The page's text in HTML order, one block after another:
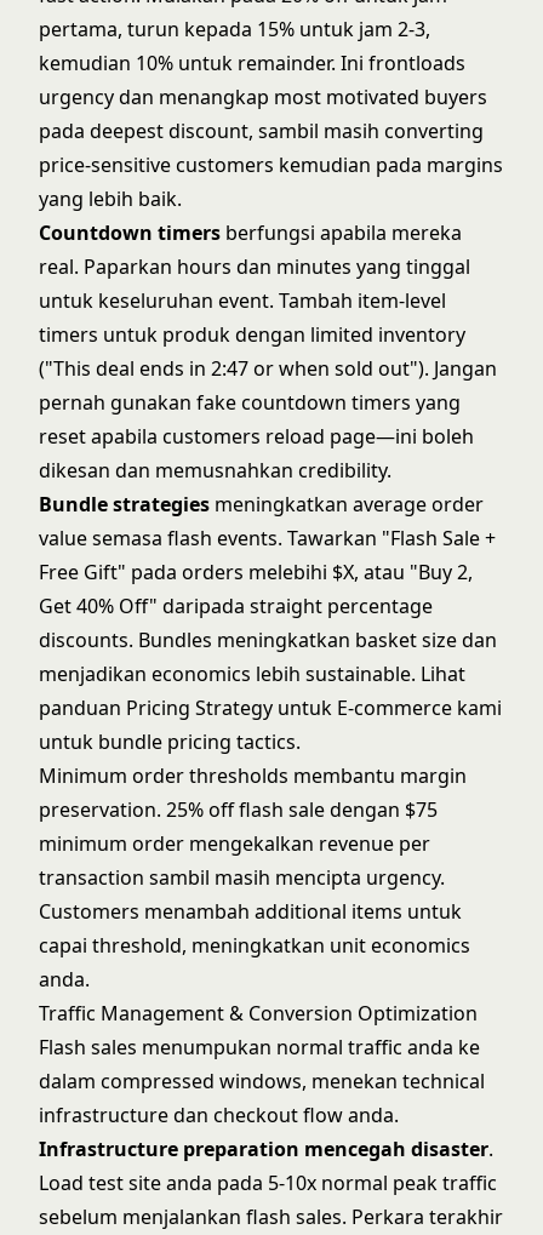
pertama, turun kepada 15% untuk jam 2-3,
kemudian 10% untuk remainder. Ini frontloads
urgency dan menangkap most motivated buyers
pada deepest discount, sambil masih converting
price-sensitive customers kemudian pada margins
yang lebih baik.
Countdown timers berfungsi apabila mereka
real. Paparkan hours dan minutes yang tinggal
untuk keseluruhan event. Tambah item-level
timers untuk produk dengan limited inventory
("This deal ends in 2:47 or when sold out"). Jangan
pernah gunakan fake countdown timers yang
reset apabila customers reload page—ini boleh
dikesan dan memusnahkan credibility.
Bundle strategies meningkatkan average order
value semasa flash events. Tawarkan "Flash Sale +
Free Gift" pada orders melebihi $X, atau "Buy 2,
Get 40% Off" daripada straight percentage
discounts. Bundles meningkatkan basket size dan
menjadikan economics lebih sustainable. Lihat
panduan Pricing Strategy untuk E-commerce kami
untuk bundle pricing tactics.
Minimum order thresholds membantu margin
preservation. 25% off flash sale dengan $75
minimum order mengekalkan revenue per
transaction sambil masih mencipta urgency.
Customers menambah additional items untuk
capai threshold, meningkatkan unit economics
anda.
Traffic Management & Conversion Optimization
Flash sales menumpukan normal traffic anda ke
dalam compressed windows, menekan technical
infrastructure dan checkout flow anda.
Infrastructure preparation mencegah disaster.
Load test site anda pada 5-10x normal peak traffic
sebelum menjalankan flash sales. Perkara terakhir